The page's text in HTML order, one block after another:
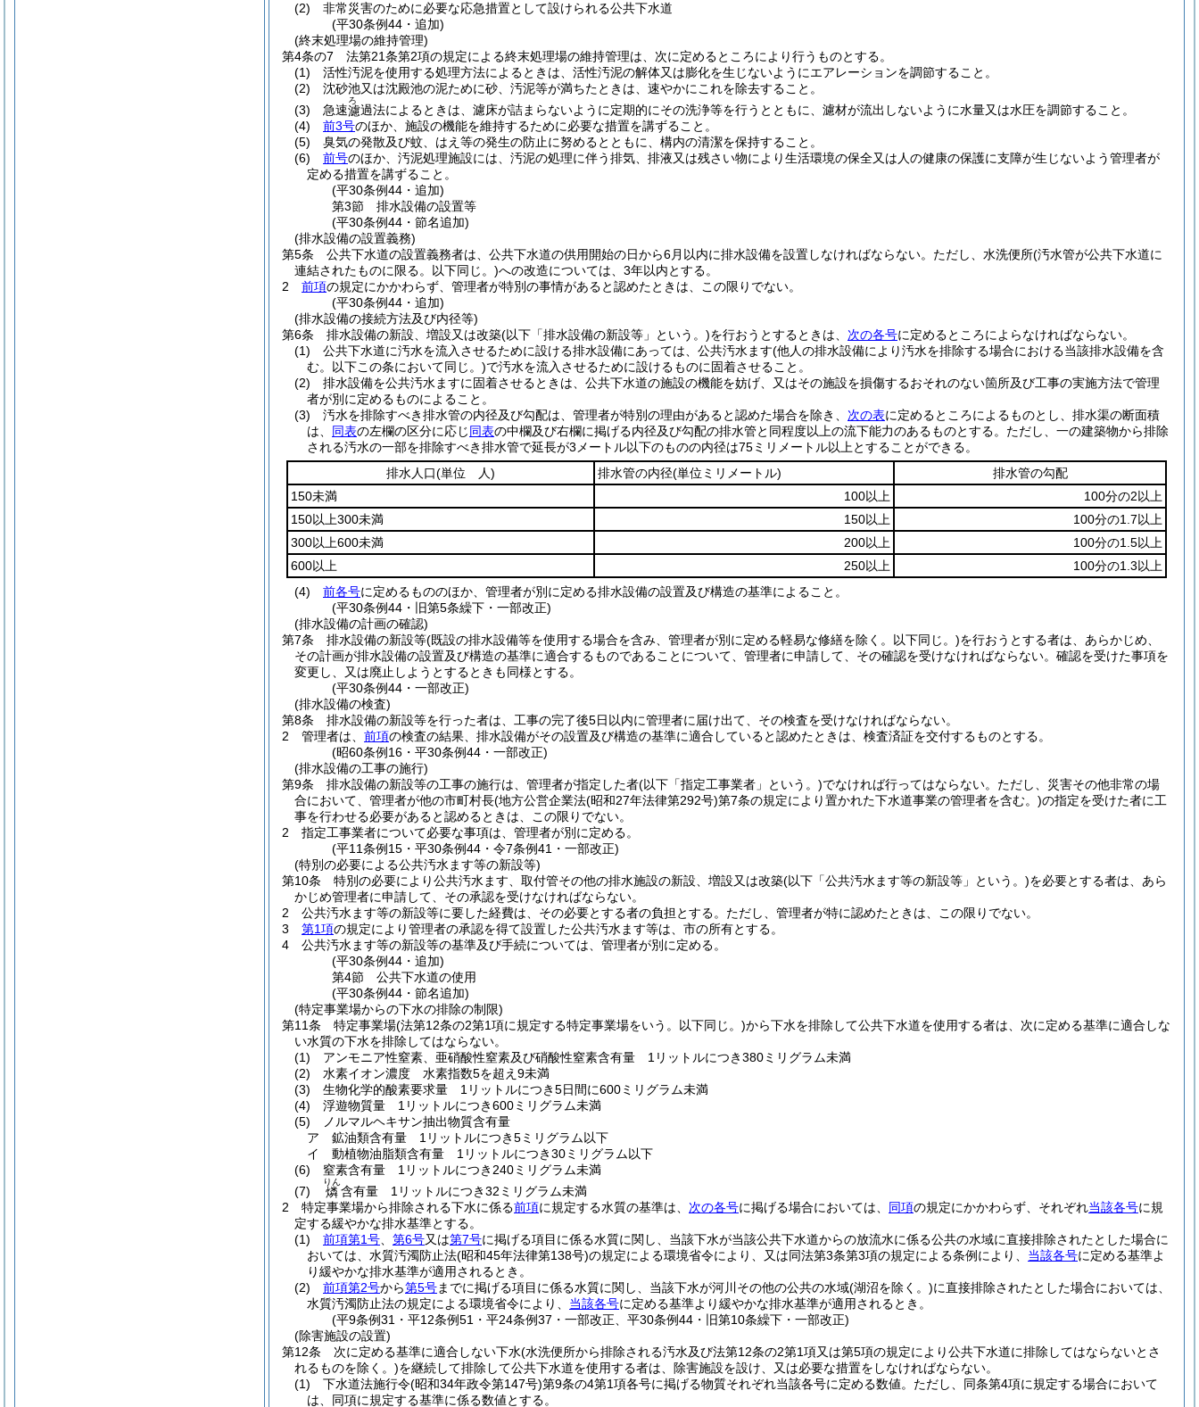
(2)
非常災害のために必要な応急措置として設けられる公共下水道
(平30条例44・追加)
(終末処理場の維持管理)
第4条の7
法第21条第2項の規定による終末処理場の維持管理は、次に定めるところにより行うものとする。
(1)
活性汚泥を使用する処理方法によるときは、活性汚泥の解体又は膨化を生じないようにエアレーションを調節すること。
(2)
沈砂池又は沈殿池の泥ために砂、汚泥等が満ちたときは、速やかにこれを除去すること。
(3)
急速濾
ろ
過法によるときは、濾床が詰まらないように定期的にその洗浄等を行うとともに、濾材が流出しないように水量又は水圧を調節すること。
(4)
前3号のほか、施設の機能を維持するために必要な措置を講ずること。
(5)
臭気の発散及び蚊、はえ等の発生の防止に努めるとともに、構内の清潔を保持すること。
(6)
前号のほか、汚泥処理施設には、汚泥の処理に伴う排気、排液又は残さい物により生活環境の保全又は人の健康の保護に支障が生じないよう管理者が
定める措置を講ずること。
(平30条例44・追加)
第3節
排水設備の設置等
(平30条例44・節名追加)
(排水設備の設置義務)
第5条
公共下水道の設置義務者は、公共下水道の供用開始の日から6月以内に排水設備を設置しなければならない。 ただし、水洗便所(汚水管が公共下水道に
連結されたものに限る。以下同じ。)への改造については、3年以内とする。
2
前項の規定にかかわらず、管理者が特別の事情があると認めたときは、この限りでない。
(平30条例44・追加)
(排水設備の接続方法及び内径等)
第6条
排水設備の新設、増設又は改築(以下「排水設備の新設等」という。)を行おうとするときは、 次の各号に定めるところによらなければならない。
(1)
公共下水道に汚水を流入させるために設ける排水設備にあっては、公共汚水ます(他人の排水設備により汚水を排除する場合における当該排水設備を含
む。以下この条において同じ。)で汚水を流入させるために設けるものに固着させること。
(2)
排水設備を公共汚水ますに固着させるときは、公共下水道の施設の機能を妨げ、又はその施設を損傷するおそれのない箇所及び工事の実施方法で管理
者が別に定めるものによること。
(3)
汚水を排除すべき排水管の内径及び勾配は、管理者が特別の理由があると認めた場合を除き、 次の表に定めるところによるものとし、排水渠の断面積
は、 同表の左欄の区分に応じ同表の中欄及び右欄に掲げる内径及び勾配の排水管と同程度以上の流下能力のあるものとする。 ただし、一の建築物から排除
される汚水の一部を排除すべき排水管で延長が3メートル以下のものの内径は75ミリメートル以上とすることができる。
排水人口(単位 人) 排水管の内径(単位ミリメートル)
排水管の勾配
150未満
100以上
100分の2以上
150以上300未満
150以上
100分の1.7以上
300以上600未満
200以上
100分の1.5以上
600以上
250以上
100分の1.3以上
(4)
前各号に定めるもののほか、管理者が別に定める排水設備の設置及び構造の基準によること。
(平30条例44・旧第5条繰下・一部改正)
(排水設備の計画の確認)
第7条
排水設備の新設等(既設の排水設備等を使用する場合を含み、管理者が別に定める軽易な修繕を除く。以下同じ。)を行おうとする者は、あらかじめ、
その計画が排水設備の設置及び構造の基準に適合するものであることについて、管理者に申請して、その確認を受けなければならない。 確認を受けた事項を
変更し、又は廃止しようとするときも同様とする。
(平30条例44・一部改正)
(排水設備の検査)
第8条
排水設備の新設等を行った者は、工事の完了後5日以内に管理者に届け出て、その検査を受けなければならない。
2
管理者は、 前項の検査の結果、排水設備がその設置及び構造の基準に適合していると認めたときは、検査済証を交付するものとする。
(昭60条例16・平30条例44・一部改正)
(排水設備の工事の施行)
第9条
排水設備の新設等の工事の施行は、管理者が指定した者(以下「指定工事業者」という。)でなければ行ってはならない。 ただし、災害その他非常の場
合において、管理者が他の市町村長(地方公営企業法(昭和27年法律第292号)第7条の規定により置かれた下水道事業の管理者を含む。)の指定を受けた者に工
事を行わせる必要があると認めるときは、この限りでない。
2
指定工事業者について必要な事項は、管理者が別に定める。
(平11条例15・平30条例44・令7条例41・一部改正)
(特別の必要による公共汚水ます等の新設等)
第10条
特別の必要により公共汚水ます、取付管その他の排水施設の新設、増設又は改築(以下「公共汚水ます等の新設等」という。)を必要とする者は、あら
かじめ管理者に申請して、その承認を受けなければならない。
2
公共汚水ます等の新設等に要した経費は、その必要とする者の負担とする。 ただし、管理者が特に認めたときは、この限りでない。
3
第1項の規定により管理者の承認を得て設置した公共汚水ます等は、市の所有とする。
4
公共汚水ます等の新設等の基準及び手続については、管理者が別に定める。
(平30条例44・追加)
第4節
公共下水道の使用
(平30条例44・節名追加)
(特定事業場からの下水の排除の制限)
第11条
特定事業場(法第12条の2第1項に規定する特定事業場をいう。以下同じ。)から下水を排除して公共下水道を使用する者は、次に定める基準に適合しな
い水質の下水を排除してはならない。
(1)
アンモニア性窒素、亜硝酸性窒素及び硝酸性窒素含有量 1リットルにつき380ミリグラム未満
(2)
水素イオン濃度 水素指数5を超え9未満
(3)
生物化学的酸素要求量 1リットルにつき5日間に600ミリグラム未満
(4)
浮遊物質量 1リットルにつき600ミリグラム未満
(5)
ノルマルヘキサン抽出物質含有量
ア
鉱油類含有量 1リットルにつき5ミリグラム以下
イ
動植物油脂類含有量 1リットルにつき30ミリグラム以下
(6)
窒素含有量 1リットルにつき240ミリグラム未満
(7)
燐
りん
含有量 1リットルにつき32ミリグラム未満
2
特定事業場から排除される下水に係る前項に規定する水質の基準は、 次の各号に掲げる場合においては、 同項の規定にかかわらず、それぞれ当該各号に規
定する緩やかな排水基準とする。
(1)
前項第1号 第6号又は第7号に掲げる項目に係る水質に関し、当該下水が当該公共下水道からの放流水に係る公共の水域に直接排除されたとした場合に
おいては、水質汚濁防止法(昭和45年法律第138号)の規定による環境省令により、又は同法第3条第3項の規定による条例により、 当該各号に定める基準よ
り緩やかな排水基準が適用されるとき。
(2)
前項第2号から第5号までに掲げる項目に係る水質に関し、当該下水が河川その他の公共の水域(湖沼を除く。)に直接排除されたとした場合においては、
水質汚濁防止法の規定による環境省令により、 当該各号に定める基準より緩やかな排水基準が適用されるとき。
(平9条例31・平12条例51・平24条例37・一部改正、平30条例44・旧第10条繰下・一部改正)
(除害施設の設置)
第12条
次に定める基準に適合しない下水(水洗便所から排除される汚水及び法第12条の2第1項又は第5項の規定により公共下水道に排除してはならないとさ
れるものを除く。)を継続して排除して公共下水道を使用する者は、除害施設を設け、又は必要な措置をしなければならない。
(1)
下水道法施行令(昭和34年政令第147号)第9条の4第1項各号に掲げる物質それぞれ当該各号に定める数値。 ただし、同条第4項に規定する場合において
は、同項に規定する基準に係る数値とする。